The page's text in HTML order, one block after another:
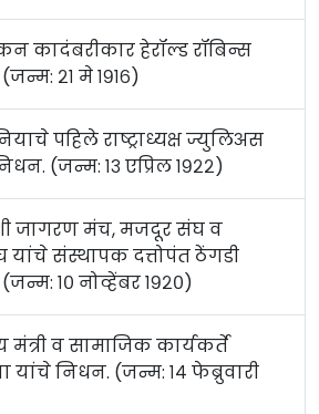
कादंबरीकार हेरॉल्ड रॉबिन्स
२१ मे १९१६)
पहिले राष्ट्राध्यक्ष ज्युलिअस
(जन्म: १३ एप्रिल १९२२)
जागरण मंच, मजदूर संघ व
संस्थापक दत्तोपंत ठेंगडी
१० नोव्हेंबर १९२०)
मंत्री व सामाजिक कार्यकर्ते
यांचे निधन. (जन्म: १४ फेब्रुवारी